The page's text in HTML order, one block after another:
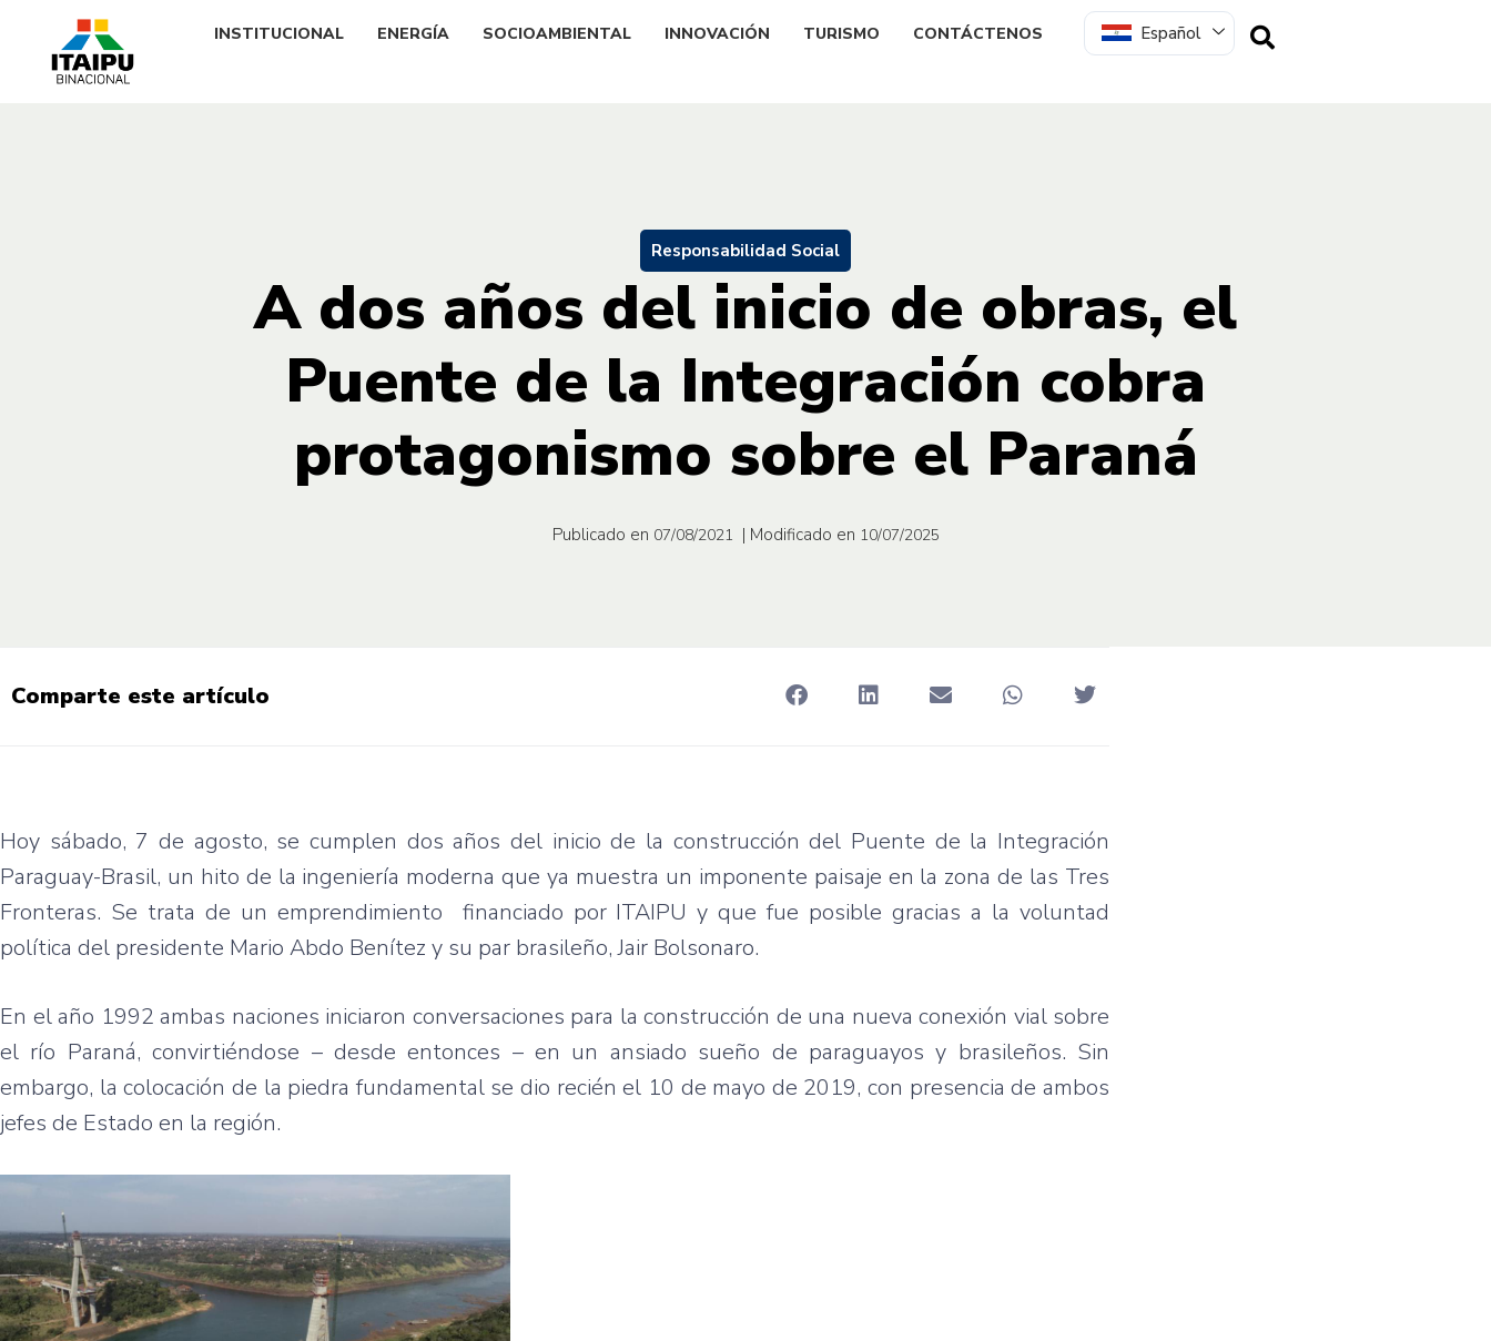
INSTITUCIONAL ENERGÍA SOCIOAMBIENTAL INNOVACIÓN TURISMO CONTÁCTENOS Español
Responsabilidad Social
A dos años del inicio de obras, el
Puente de la Integración cobra
protagonismo sobre el Paraná
Publicado en 07/08/2021 | Modificado en 10/07/2025
Comparte este artículo
Hoy sábado, 7 de agosto, se cumplen dos años del inicio de la construcción del Puente de la Integración
Paraguay-Brasil, un hito de la ingeniería moderna que ya muestra un imponente paisaje en la zona de las Tres
Fronteras. Se trata de un emprendimiento financiado por ITAIPU y que fue posible gracias a la voluntad
política del presidente Mario Abdo Benítez y su par brasileño, Jair Bolsonaro.
En el año 1992 ambas naciones iniciaron conversaciones para la construcción de una nueva conexión vial sobre
el río Paraná, convirtiéndose – desde entonces – en un ansiado sueño de paraguayos y brasileños. Sin
embargo, la colocación de la piedra fundamental se dio recién el 10 de mayo de 2019, con presencia de ambos
jefes de Estado en la región.